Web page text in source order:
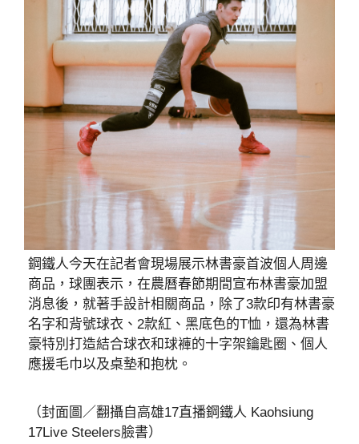
鋼鐵人今天在記者會現場展示林書豪首波個人周邊
商品，球團表示，在農曆春節期間宣布林書豪加盟
消息後，就著手設計相關商品，除了3款印有林書豪
名字和背號球衣、2款紅、黑底色的T恤，還為林書
豪特別打造結合球衣和球褲的十字架鑰匙圈、個人
應援毛巾以及桌墊和抱枕。
（封面圖／翻攝自高雄17直播鋼鐵人 Kaohsiung
17Live Steelers臉書）